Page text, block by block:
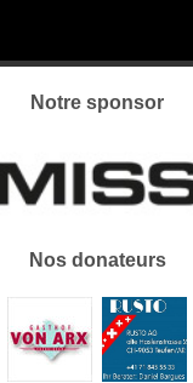
Notre sponsor
Nos donateurs